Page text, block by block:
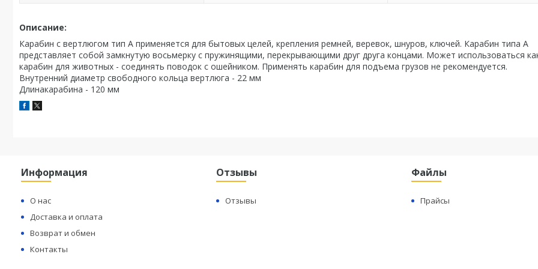
Описание:
Карабин с вертлюгом тип А применяется для бытовых целей, крепления ремней, веревок, шнуров, ключей. Карабин типа А
представляет собой замкнутую восьмерку с пружинящими, перекрывающими друг друга концами. Может использоваться
карабин для животных - соединять поводок с ошейником. Применять карабин для подъема грузов не рекомендуется.
Внутренний диаметр свободного кольца вертлюга - 22 мм
Длинакарабина - 120 мм
Информация
О нас
Доставка и оплата
Возврат и обмен
Контакты
Отзывы
Отзывы
Файлы
Прайсы